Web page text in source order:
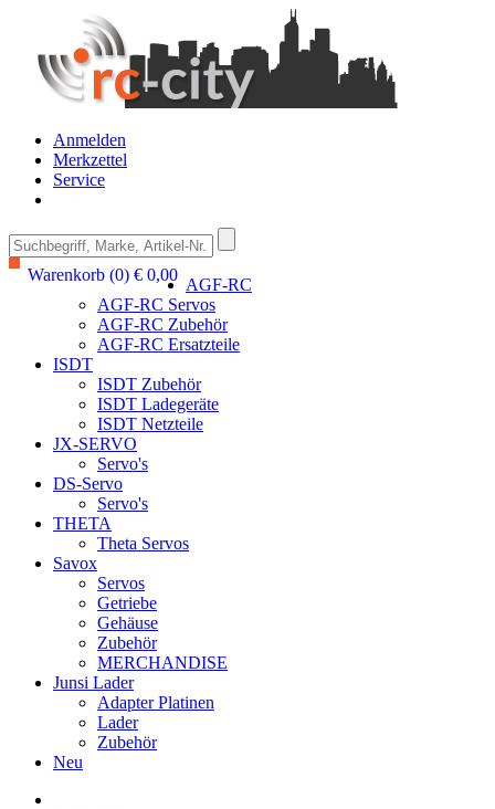
Anmelden
Merkzettel
Service
Warenkorb (0) € 0,00
AGF-RC
AGF-RC Servos
AGF-RC Zubehör
AGF-RC Ersatzteile
ISDT
ISDT Zubehör
ISDT Ladegeräte
ISDT Netzteile
JX-SERVO
Servo's
DS-Servo
Servo's
THETA
Theta Servos
Savox
Servos
Getriebe
Gehäuse
Zubehör
MERCHANDISE
Junsi Lader
Adapter Platinen
Lader
Zubehör
Neu